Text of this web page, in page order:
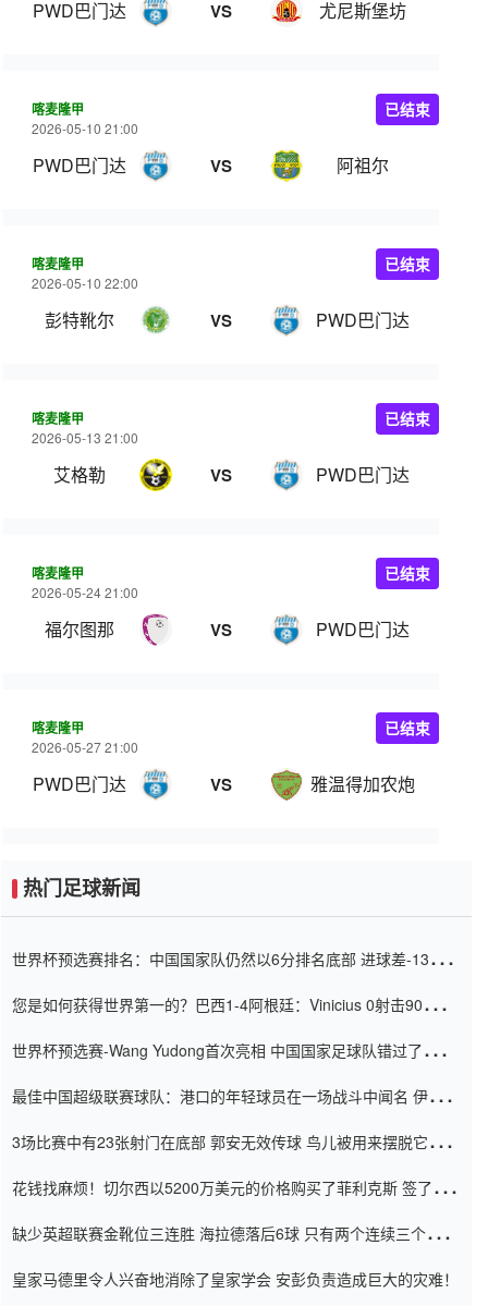
PWD巴门达 VS 尤尼斯堡坊
喀麦隆甲
2026-05-10 21:00
PWD巴门达 VS 阿祖尔
已结束
喀麦隆甲
2026-05-10 22:00
彭特靴尔 VS PWD巴门达
已结束
喀麦隆甲
2026-05-13 21:00
艾格勒 VS PWD巴门达
已结束
喀麦隆甲
2026-05-24 21:00
福尔图那 VS PWD巴门达
已结束
喀麦隆甲
2026-05-27 21:00
PWD巴门达 VS 雅温得加农炮
已结束
热门足球新闻
世界杯预选赛排名：中国国家队仍然以6分排名底部 进球差-13令人
您是如何获得世界第一的？巴西1-4阿根廷：Vinicius 0射击90分钟
世界杯预选赛-Wang Yudong首次亮相 中国国家足球队错过了世界
最佳中国超级联赛球队：港口的年轻球员在一场战斗中闻名 伊万放
3场比赛中有23张射门在底部 郭安无效传球 鸟儿被用来摆脱它
花钱找麻烦！切尔西以5200万美元的价格购买了菲利克斯 签了7年
缺少英超联赛金靴位三连胜 海拉德落后6球 只有两个连续三个连续
皇家马德里令人兴奋地消除了皇家学会 安彭负责造成巨大的灾难！